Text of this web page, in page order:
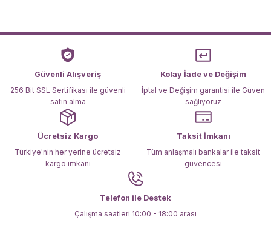
Ürün açıklamasında eksik bilgiler bulunuyor.
Ürün bilgilerinde hatalar bulunuyor.
Ürün fiyatı diğer sitelerden daha pahalı.
Bu ürüne benzer farklı alternatifler olmalı.
Güvenli Alışveriş
256 Bit SSL Sertifikası ile güvenli
satın alma
Kolay İade ve Değişim
İptal ve Değişim garantisi ile Güven
sağlıyoruz
Ücretsiz Kargo
Türkiye'nin her yerine ücretsiz
kargo imkanı
Taksit İmkanı
Tüm anlaşmalı bankalar ile taksit
güvencesi
Telefon ile Destek
Çalışma saatleri 10:00 - 18:00 arası